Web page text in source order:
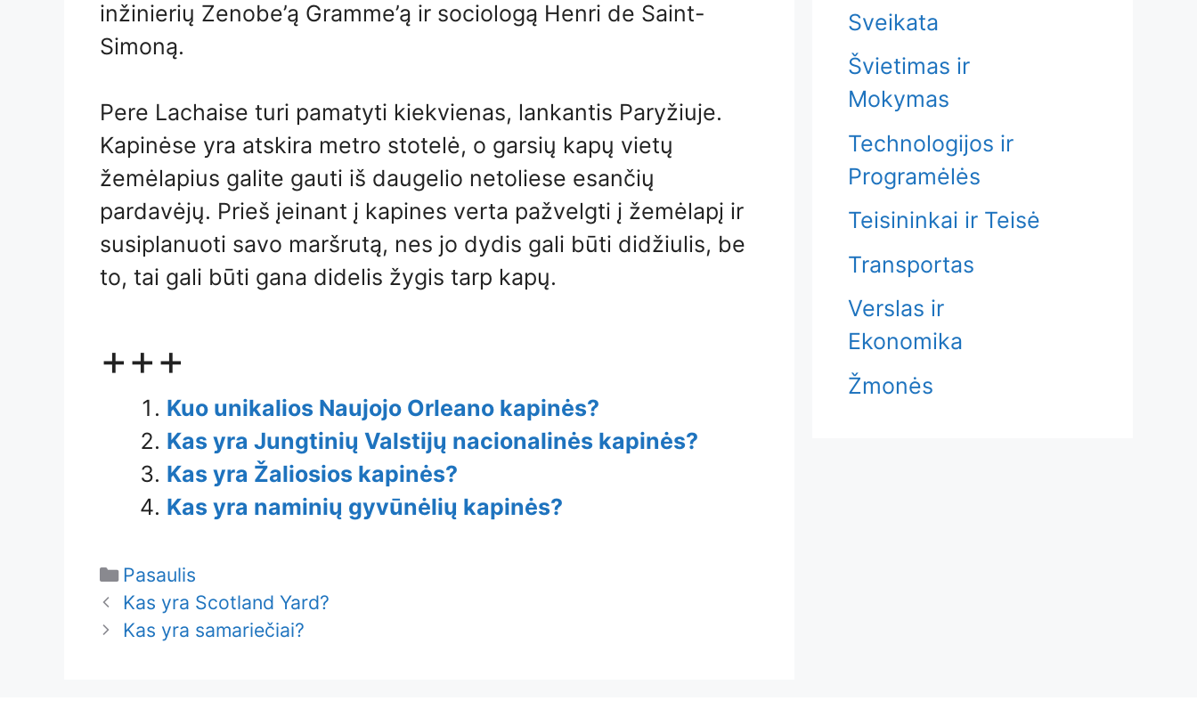
inžinierių Zenobe’ą Gramme’ą ir sociologą Henri de Saint-
Simoną.
Pere Lachaise turi pamatyti kiekvienas, lankantis Paryžiuje.
Kapinėse yra atskira metro stotelė, o garsių kapų vietų
žemėlapius galite gauti iš daugelio netoliese esančių
pardavėjų. Prieš įeinant į kapines verta pažvelgti į žemėlapį ir
susiplanuoti savo maršrutą, nes jo dydis gali būti didžiulis, be
to, tai gali būti gana didelis žygis tarp kapų.
+++
Kuo unikalios Naujojo Orleano kapinės?
Kas yra Jungtinių Valstijų nacionalinės kapinės?
Kas yra Žaliosios kapinės?
Kas yra naminių gyvūnėlių kapinės?
Categories
Pasaulis
Kas yra Scotland Yard?
Kas yra samariečiai?
Sveikata
Švietimas ir
Mokymas
Technologijos ir
Programėlės
Teisininkai ir Teisė
Transportas
Verslas ir
Ekonomika
Žmonės